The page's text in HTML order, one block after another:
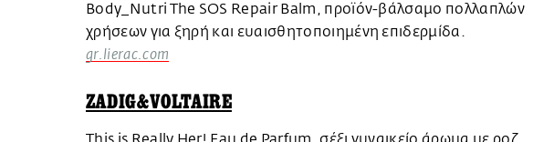
Body_Nutri The SOS Repair Balm, προϊόν-βάλσαμο πολλαπλών
χρήσεων για ξηρή και ευαισθητοποιημένη επιδερμίδα.
gr.lierac.com
ZADIG&VOLTAIRE